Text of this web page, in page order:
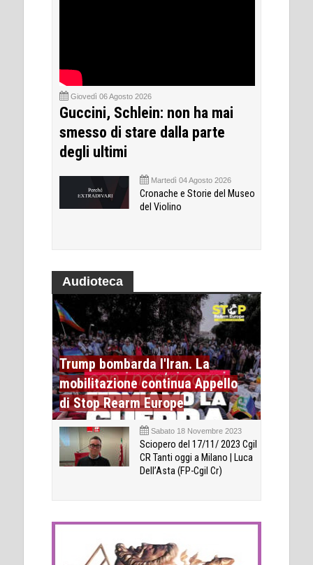
Giovedì 06 Agosto 2026
Guccini, Schlein: non ha mai
smesso di stare dalla parte
degli ultimi
Martedì 04 Agosto 2026
Cronache e Storie del Museo
del Violino
Audioteca
Trump bombarda l'Iran. La
mobilitazione continua Appello
di Stop Rearm Europe
Sabato 18 Novembre 2023
Sciopero del 17/11/ 2023 Cgil
CR Tanti oggi a Milano | Luca
Dell’Asta (FP-Cgil Cr)